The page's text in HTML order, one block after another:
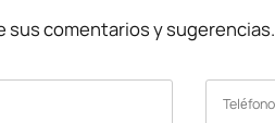
sus comentarios y sugerencias.